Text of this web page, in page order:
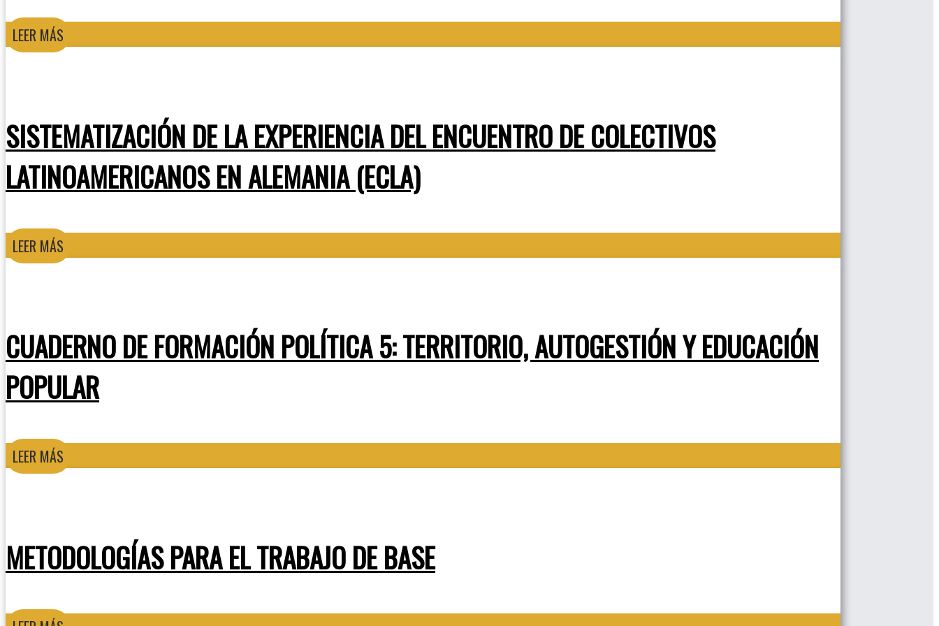
LEER MÁS
SISTEMATIZACIÓN DE LA EXPERIENCIA DEL ENCUENTRO DE COLECTIVOS
LATINOAMERICANOS EN ALEMANIA (ECLA)
LEER MÁS
CUADERNO DE FORMACIÓN POLÍTICA 5: TERRITORIO, AUTOGESTIÓN Y EDUCACIÓN
POPULAR
LEER MÁS
METODOLOGÍAS PARA EL TRABAJO DE BASE